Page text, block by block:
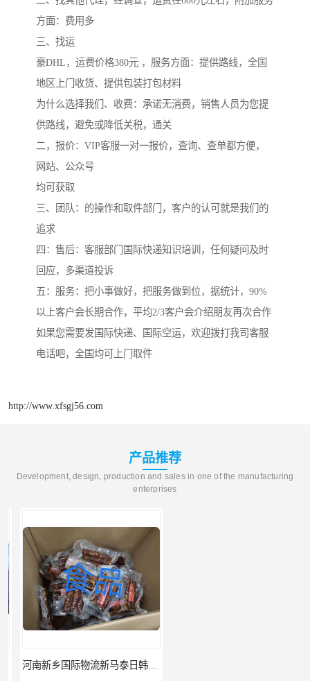
方面：费用多
三、找运
豪DHL，运费价格380元 ，服务方面：提供路线，全国
地区上门收货、提供包装打包材料
为什么选择我们、收费：承诺无消费，销售人员为您提
供路线，避免或降低关税，通关
二，报价：VIP客服一对一报价，查询、查单都方便，
网站、公众号
均可获取
三、团队：的操作和取件部门，客户的认可就是我们的
追求
四：售后：客服部门国际快递知识培训，任何疑问及时
回应，多渠道投诉
五：服务：把小事做好，把服务做到位，据统计，90%
以上客户会长期合作，平均2/3客户会介绍朋友再次合作
如果您需要发国际快递、国际空运，欢迎拨打我司客服
电话吧，全国均可上门取件
http://www.xfsgj56.com
产品推荐
Development, design, production and sales in one of the manufacturing
enterprises
河南新乡国际物流新马泰日韩菲律宾老挝缅甸印尼柬埔寨双清包税